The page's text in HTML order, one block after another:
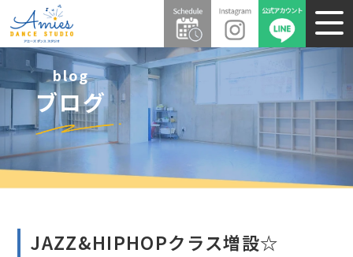
blog
ブログ
JAZZ&HIPHOPクラス増設☆